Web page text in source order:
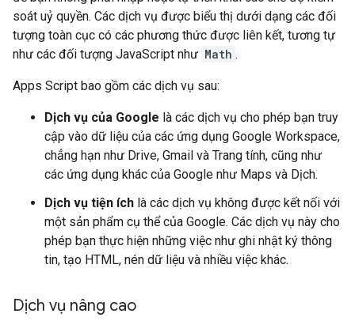
soát uỷ quyền. Các dịch vụ được biểu thị dưới dạng các đối
tượng toàn cục có các phương thức được liên kết, tương tự
như các đối tượng JavaScript như Math .
Apps Script bao gồm các dịch vụ sau:
Dịch vụ của Google là các dịch vụ cho phép bạn truy
cập vào dữ liệu của các ứng dụng Google Workspace,
chẳng hạn như Drive, Gmail và Trang tính, cũng như
các ứng dụng khác của Google như Maps và Dịch.
Dịch vụ tiện ích là các dịch vụ không được kết nối với
một sản phẩm cụ thể của Google. Các dịch vụ này cho
phép bạn thực hiện những việc như ghi nhật ký thông
tin, tạo HTML, nén dữ liệu và nhiều việc khác.
Dịch vụ nâng cao